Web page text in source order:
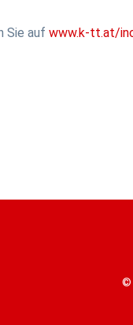
Sie auf www.k-tt.at/
©